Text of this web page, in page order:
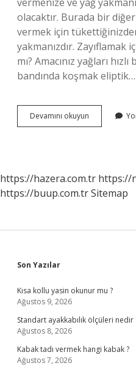
olacaktır. Burada bir
vermek için
yakmanızdır. Zayıflamak
mı? Amacınız yağları
bandında koşmak eliptik…
Devamını okuyun
Bisiklet
https://hazera.com.tr https://
https://buup.com.trSitemap
Sidebar
Son Yazılar
Kısa kollu yasin okunur mu ?
Ağustos 9, 2026
Standart ayakkabılık ölçüleri nedir
Ağustos 8, 2026
Kabak tadı vermek hangi kabak ?
Ağustos 7, 2026